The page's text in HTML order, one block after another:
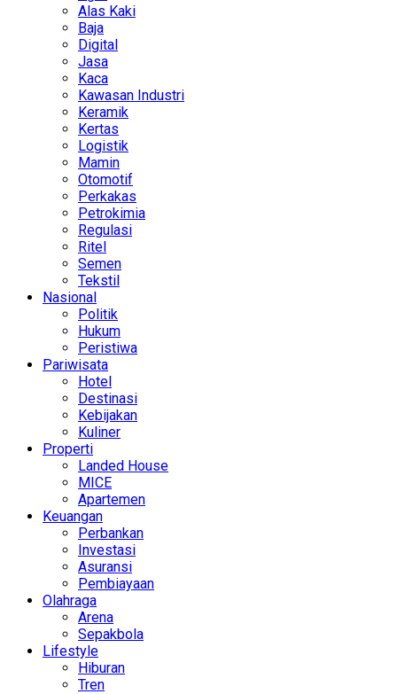
Alas Kaki
Baja
Digital
Jasa
Kaca
Kawasan Industri
Keramik
Kertas
Logistik
Mamin
Otomotif
Perkakas
Petrokimia
Regulasi
Ritel
Semen
Tekstil
Nasional
Politik
Hukum
Peristiwa
Pariwisata
Hotel
Destinasi
Kebijakan
Kuliner
Properti
Landed House
MICE
Apartemen
Keuangan
Perbankan
Investasi
Asuransi
Pembiayaan
Olahraga
Arena
Sepakbola
Lifestyle
Hiburan
Tren